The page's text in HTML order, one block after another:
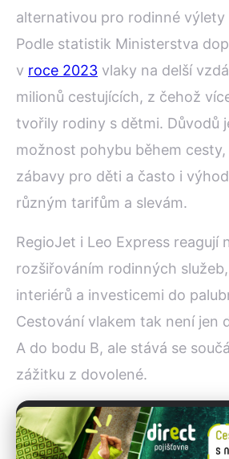
alternativou pro rodinné výlety
Podle statistik Ministerstva
v roce 2023 vlaky na delší
milionů cestujících, z čehož
tvořily rodiny s dětmi. Důvodů
možnost pohybu během
zábavy pro děti a často i
různým tarifům a slevám.
RegioJet i Leo Express reagují
rozšiřováním rodinných
interiérů a investicemi do
Cestování vlakem tak není jen
A do bodu B, ale stává se
zážitku z dovolené.